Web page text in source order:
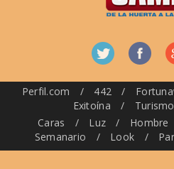
Perfil.com / 442 /
Exitoína
/ Turismo
Caras
/ Luz / Hombre
Semanario
/ Look /